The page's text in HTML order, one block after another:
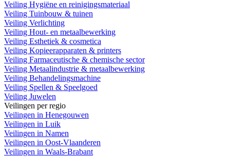
Veiling Hygiëne en reinigingsmateriaal
Veiling Tuinbouw & tuinen
Veiling Verlichting
Veiling Hout- en metaalbewerking
Veiling Esthetiek & cosmetica
Veiling Kopieerapparaten & printers
Veiling Farmaceutische & chemische sector
Veiling Metaalindustrie & metaalbewerking
Veiling Behandelingsmachine
Veiling Spellen & Speelgoed
Veiling Juwelen
Veilingen per regio
Veilingen in Henegouwen
Veilingen in Luik
Veilingen in Namen
Veilingen in Oost-Vlaanderen
Veilingen in Waals-Brabant